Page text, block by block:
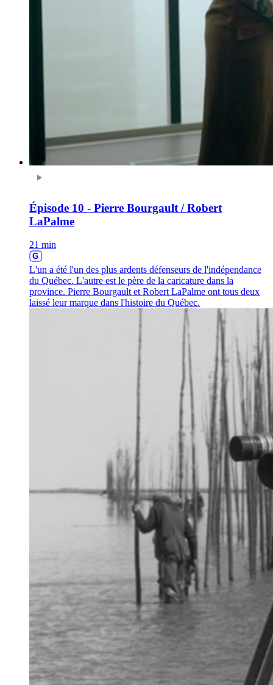
Épisode 10 - Pierre Bourgault / Robert
LaPalme
21 min
L'un a été l'un des plus ardents défenseurs de l'indépendance
du Québec. L'autre est le père de la caricature dans la
province. Pierre Bourgault et Robert LaPalme ont tous deux
laissé leur marque dans l'histoire du Québec.